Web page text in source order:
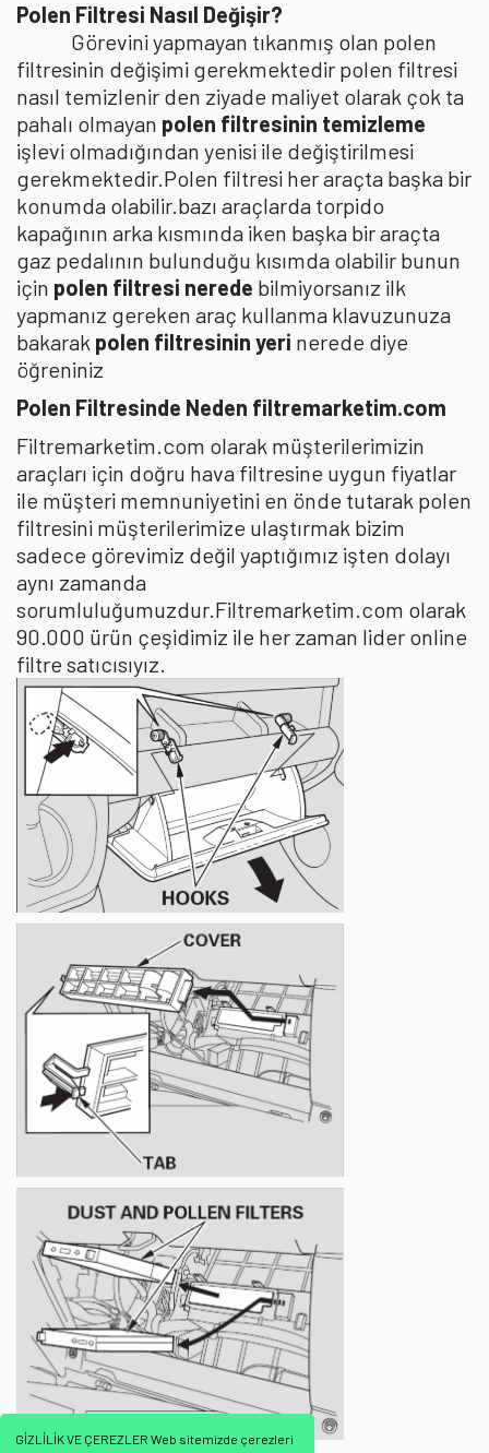
GİZLİLİK VE ÇEREZLER Web sitemizde çerezleri
Polen Filtresi Nasıl Değişir?
Görevini yapmayan tıkanmış olan polen
filtresinin değişimi gerekmektedir polen filtresi
nasıl temizlenir den ziyade maliyet olarak çok ta
pahalı olmayan polen filtresinin temizleme
işlevi olmadığından yenisi ile değiştirilmesi
gerekmektedir.Polen filtresi her araçta başka bir
konumda olabilir.bazı araçlarda torpido
kapağının arka kısmında iken başka bir araçta
gaz pedalının bulunduğu kısımda olabilir bunun
için polen filtresi nerede bilmiyorsanız ilk
yapmanız gereken araç kullanma klavuzunuza
bakarak polen filtresinin yeri nerede diye
öğreniniz
Polen Filtresinde Neden filtremarketim.com
Filtremarketim.com olarak müşterilerimizin
araçları için doğru hava filtresine uygun fiyatlar
ile müşteri memnuniyetini en önde tutarak polen
filtresini müşterilerimize ulaştırmak bizim
sadece görevimiz değil yaptığımız işten dolayı
aynı zamanda
sorumluluğumuzdur.Filtremarketim.com olarak
90.000 ürün çeşidimiz ile her zaman lider online
filtre satıcısıyız.